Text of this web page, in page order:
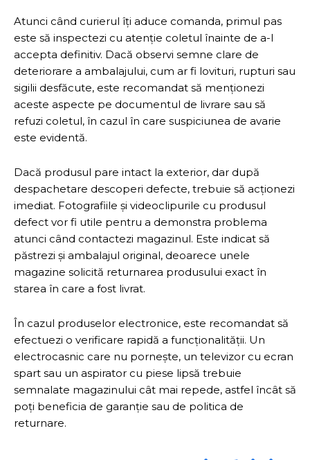
Atunci când curierul îți aduce comanda, primul pas
este să inspectezi cu atenție coletul înainte de a-l
accepta definitiv. Dacă observi semne clare de
deteriorare a ambalajului, cum ar fi lovituri, rupturi sau
sigilii desfăcute, este recomandat să menționezi
aceste aspecte pe documentul de livrare sau să
refuzi coletul, în cazul în care suspiciunea de avarie
este evidentă.
Dacă produsul pare intact la exterior, dar după
despachetare descoperi defecte, trebuie să acționezi
imediat. Fotografiile și videoclipurile cu produsul
defect vor fi utile pentru a demonstra problema
atunci când contactezi magazinul. Este indicat să
păstrezi și ambalajul original, deoarece unele
magazine solicită returnarea produsului exact în
starea în care a fost livrat.
În cazul produselor electronice, este recomandat să
efectuezi o verificare rapidă a funcționalității. Un
electrocasnic care nu pornește, un televizor cu ecran
spart sau un aspirator cu piese lipsă trebuie
semnalate magazinului cât mai repede, astfel încât să
poți beneficia de garanție sau de politica de
returnare.